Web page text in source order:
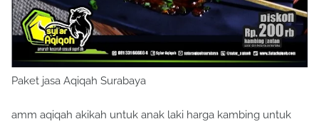
Paket jasa Aqiqah Surabaya
amm aqiqah akikah untuk anak laki harga kambing untuk